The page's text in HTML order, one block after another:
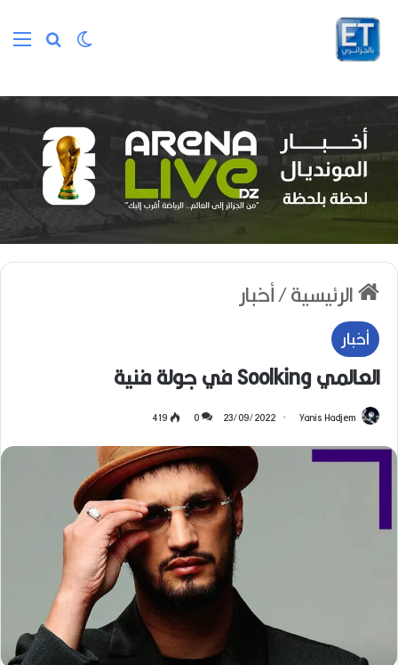
بحث عن
الوضع المظلم
الرئيسية/أخبار
أخبار
العالمي Soolking في جولة فنية
Yanis Hadjem
23/09/2022
0
419